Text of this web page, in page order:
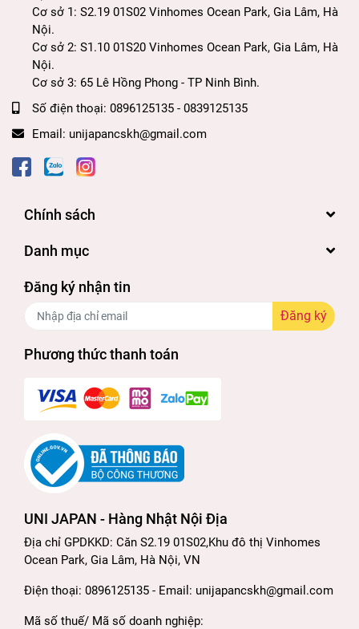
Cơ sở 1: S2.19 01S02 Vinhomes Ocean Park, Gia Lâm, Hà
Nội.
Cơ sở 2: S1.10 01S20 Vinhomes Ocean Park, Gia Lâm, Hà
Nội.
Cơ sở 3: 65 Lê Hồng Phong - TP Ninh Bình.
Số điện thoại: 0896125135 - 0839125135
Email: unijapancskh@gmail.com
Chính sách
Danh mục
Đăng ký nhận tin
Đăng ký
Phương thức thanh toán
UNI JAPAN - Hàng Nhật Nội Địa
Địa chỉ GPDKKD: Căn S2.19 01S02,Khu đô thị Vinhomes
Ocean Park, Gia Lâm, Hà Nội, VN
Điện thoại: 0896125135 - Email: unijapancskh@gmail.com
Mã số thuế/ Mã số doanh nghiệp: